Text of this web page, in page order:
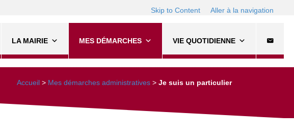
Skip to Content Aller à la navigation
LA MAIRIE MES DÉMARCHES VIE QUOTIDIENNE
Accueil > Mes démarches administratives > Je suis un particulier